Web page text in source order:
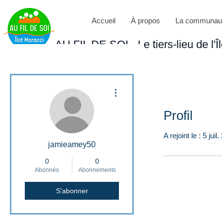
Accueil À propos La
AU FIL DE SOI - Le tiers-lieu de
Profil
A rejoint le : 5 juil.
jamieamey50
0
Abonnés
0
Abonnements
S'abonner